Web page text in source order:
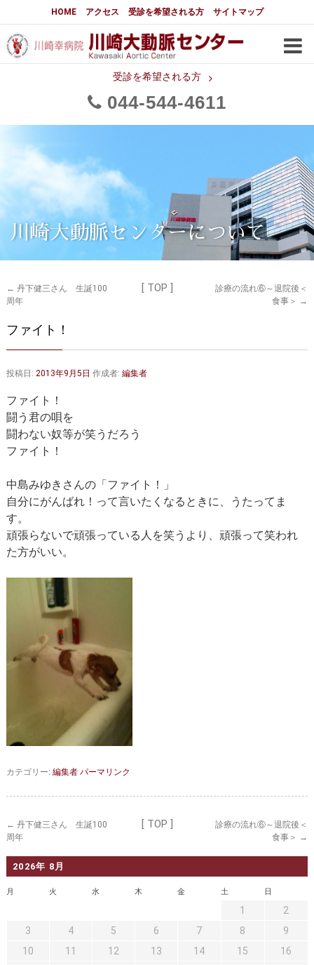
HOME アクセス 受診を希望される方 サイトマップ
受診を希望される方
044 544 4611
大動脈センターについて
はじめに 大動脈センターについて
メディアでの紹介
都道府県別患者マップ 都道府県別紹介病院
大動脈瘤について 基本編
3分でわかる大動脈瘤・大動脈
大動脈瘤
大動脈解離（解離性大動脈瘤）
胸部大動脈瘤の治療
腹部大動脈瘤の治療 急性大動脈解離の治療
何歳まで手術は可能か？ インフォームドコンセント
大動脈瘤について 詳細編
胸部大動脈瘤
腹部大動脈瘤
マルファン症候群
診察をご希望の方へ
遠方から来院される方は？
セカンドオピニオン
都道府県別紹介病院
正しい病院の選び方
医師募集情報 ドクターカー
川崎大動脈センターについて
← 丹下健三さん 生誕100
周年
[ TOP ]
診療の流れ⑥～退院後＜
食事＞ →
ファイト！
投稿日: 2013年9月5日 作成者: 編集者
ファイト！
闘う君の唄を
闘わない奴等が笑うだろう
ファイト！
中島みゆきさんの「ファイト！」
自分にがんばれ！って言いたくなるときに、うたってま
す。
頑張らないで頑張っている人を笑うより、頑張って笑われ
た方がいい。
カテゴリー:編集者パーマリンク
← 丹下健三さん 生誕100
周年
[ TOP ]
診療の流れ⑥～退院後＜
食事＞ →
2026年 8月
月 火 水 木 金 土 日
1
2
3
4 5 6 7 8
9
10
11 12 13 14 15
16